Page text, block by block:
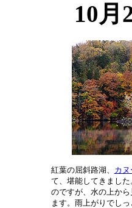
10月
紅葉の屈斜路湖、 カ
て、堪能してきまし
のですが、水の上か
ます。雨上がりでし